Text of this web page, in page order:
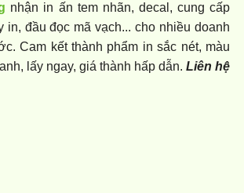
nhận in ấn tem nhãn, decal, cung cấp
in, đầu đọc mã vạch... cho nhiều doanh
Cam kết thành phẩm in sắc nét, màu
lấy ngay, giá thành hấp dẫn. Liên hệ